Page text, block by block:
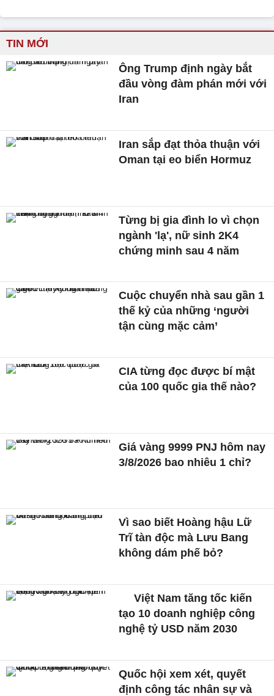
TIN MỚI
Ông Trump định ngày bắt
đầu vòng đàm phán mới với
Iran
Iran sắp đạt thỏa thuận với
Oman tại eo biển Hormuz
Từng bị gia đình lo vì chọn
ngành 'lạ', nữ sinh 2K4
chứng minh sau 4 năm
Cuộc chuyển nhà sau gần 1
thế kỷ của những ‘người
tận cùng mặc cảm’
CIA từng đọc được bí mật
của 100 quốc gia thế nào?
Giá vàng 9999 PNJ hôm nay
3/8/2026 bao nhiêu 1 chỉ?
Vì sao biết Hoàng hậu Lữ
Trĩ tàn độc mà Lưu Bang
không dám phế bỏ?
Việt Nam tăng tốc kiến
tạo 10 doanh nghiệp công
nghệ tỷ USD năm 2030
Quốc hội xem xét, quyết
định công tác nhân sự và